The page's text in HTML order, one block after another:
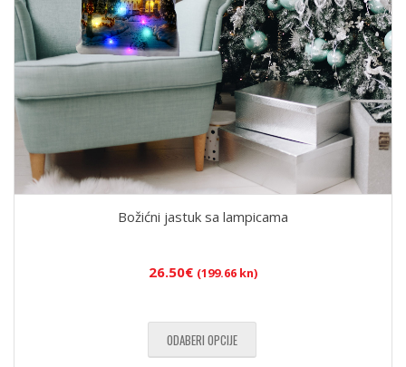
Božićni jastuk sa lampicama
26.50€ (199.66 kn)
ODABERI OPCIJE